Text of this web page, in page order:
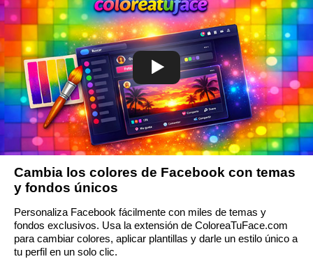
Cambia los colores de Facebook con temas
y fondos únicos
Personaliza Facebook fácilmente con miles de temas y
fondos exclusivos. Usa la extensión de ColoreaTuFace.com
para cambiar colores, aplicar plantillas y darle un estilo único a
tu perfil en un solo clic.